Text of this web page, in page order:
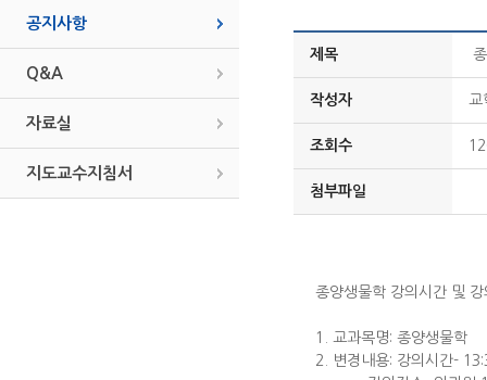
공지사항
Q&A
자료실
지도교수지침서
제목
작성자 교
조회수
첨부파일
종양생물학 강의시간 및
1. 교과목명: 종양생물학
2. 변경내용: 강의시간-